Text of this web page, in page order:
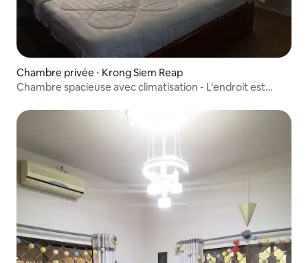
Chambre privée ⋅ Krong Siem Reap
Chambre spacieuse avec climatisation - L'endroit est